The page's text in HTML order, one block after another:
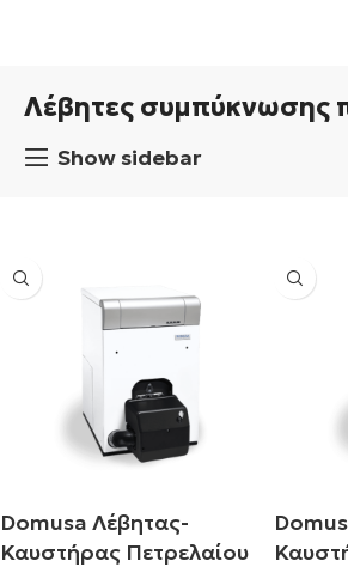
Λέβητες συμπύκνωσης
Show sidebar
Domusa Λέβητας-
Καυστήρας Πετρελαίου